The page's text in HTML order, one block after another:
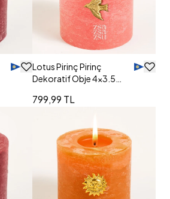
Lotus Pirinç Pirinç
Dekoratif Obje 4x3.5
799,99 TL